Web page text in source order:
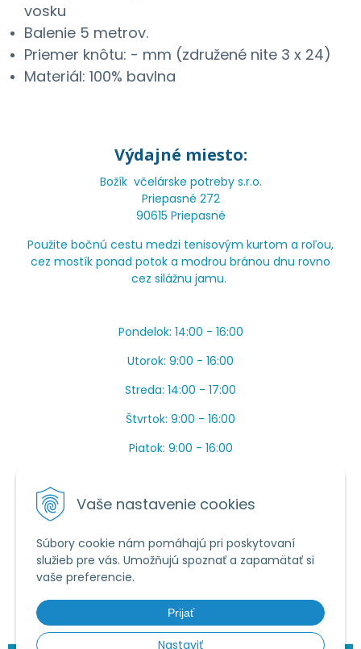
Vaše nastavenie cookies
Súbory cookie nám pomáhajú pri poskytovaní
služieb pre vás. Umožňujú spoznať a zapamätať si
vaše preferencie.
Prijať
Nastaviť
vosku
Balenie 5 metrov.
Priemer knôtu: - mm (združené nite 3 x 24)
Materiál: 100% bavlna
Výdajné miesto:
Božík včelárske potreby s.r.o.
Priepasné 272
90615 Priepasné
Použite bočnú cestu medzi tenisovým kurtom a roľou,
cez mostík ponad potok a modrou bránou dnu rovno
cez silážnu jamu.
Pondelok: 14:00 - 16:00
Utorok: 9:00 - 16:00
Streda: 14:00 - 17:00
Štvrtok: 9:00 - 16:00
Piatok: 9:00 - 16:00
Máme toho veľa v sezóne, ak sa nedovoláte, píšte
prosím mail.
Tel.:034 / 20 20 444
E-mail:objednavky@vcelieule-bozik.sk